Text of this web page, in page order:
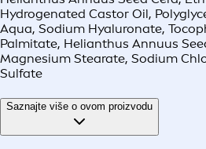
Hydrogenated Castor Oil,
Aqua, Sodium Hyaluronate,
Palmitate, Helianthus Annuus
Magnesium Stearate, Sodium
Sulfate
Saznajte više o ovom proizvodu